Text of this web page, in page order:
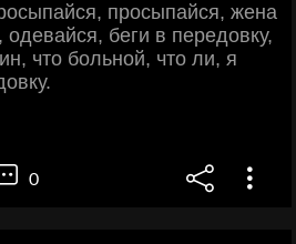
просыпайся, жена
беги в передовку,
что больной, что ли, я
0